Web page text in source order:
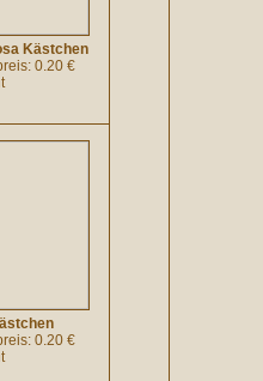
Kästchen
0.20 €
0.20 €